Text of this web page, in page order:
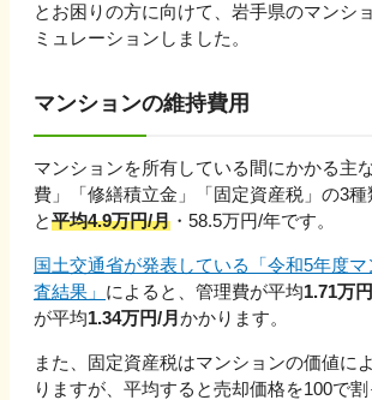
とお困りの方に向けて、 岩手県のマンシ
ミュレーションしました。
マンションの維持費用
マンションを所有している間にかかる主
費」「修繕積立金」「固定資産税」の3種
と平均4.9万円/月 ・ 58.5万円/年です。
国土交通省が発表している「令和5年度
査結果」 によると、管理費が平均1.71万
が平均1.34万円/月 かかります。
また、固定資産税はマンションの価値に
りますが、平均すると売却価格を100で